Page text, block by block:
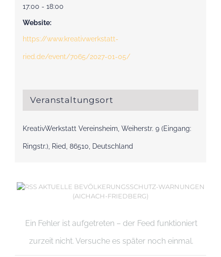
17:00 - 18:00
Website:
https://www.kreativwerkstatt-
ried.de/event/7065/2027-01-05/
Veranstaltungsort
KreativWerkstatt Vereinsheim, Weiherstr. 9 (Eingang:
Ringstr.), Ried, 86510, Deutschland
AKTUELLE BEVÖLKERUNGSSCHUTZ-WARNUNGEN
(AICHACH-FRIEDBERG)
Ein Fehler ist aufgetreten – der Feed funktioniert
zurzeit nicht. Versuche es später noch einmal.